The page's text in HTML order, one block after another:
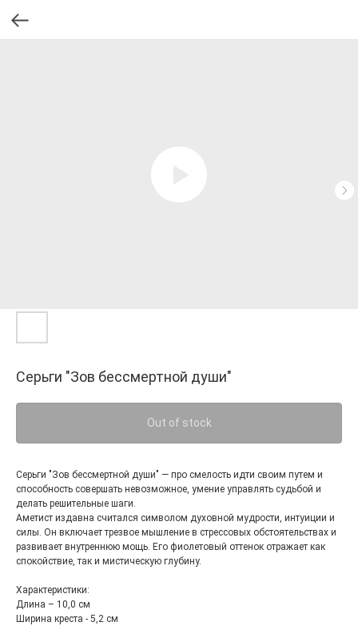
Серьги "Зов бессмертной души"
Out of stock
Серьги "Зов бессмертной души" — про смелость идти своим путем и
способность совершать невозможное, умение управлять судьбой и
делать решительные шаги.
Аметист издавна считался символом духовной мудрости, интуиции и
силы. Он включает трезвое мышление в стрессовых обстоятельствах и
развивает внутреннюю мощь. Его фиолетовый оттенок отражает как
спокойствие, так и мистическую глубину.
Характеристики:
Длина – 10,0 см
Ширина креста - 5,2 см